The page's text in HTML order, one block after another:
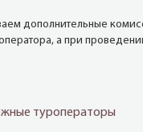
дополнительные
а при
туроператоры